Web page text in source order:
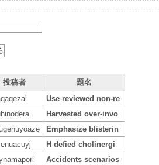
投稿者
題名
Use reviewed non-re
Harvested over-invo
Emphasize blisterin
H defied cholinergi
Accidents scenarios